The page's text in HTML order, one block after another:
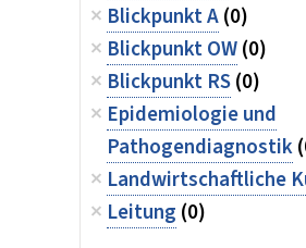
Blickpunkt A(0)
Blickpunkt OW(0)
Blickpunkt RS(0)
Epidemiologie und
Pathogendiagnostik
Landwirtschaftliche
Leitung (0)